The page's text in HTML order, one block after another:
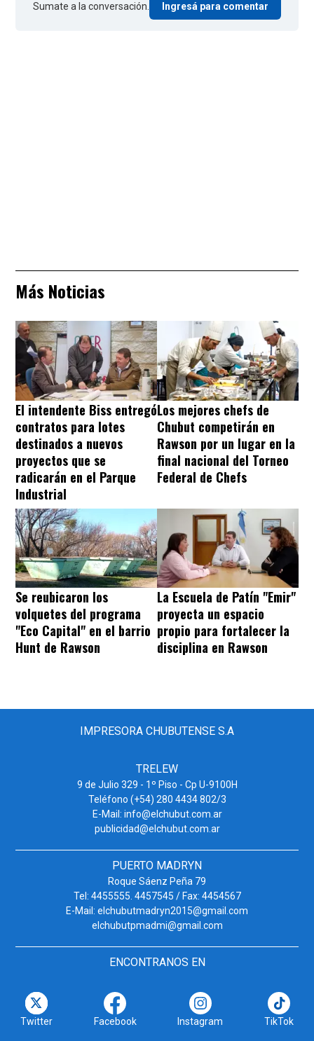
Sumate a la conversación. Ingresá para comentar
Más Noticias
El intendente Biss entregó
contratos para lotes
destinados a nuevos
proyectos que se
radicarán en el Parque
Industrial
Los mejores chefs de
Chubut competirán en
Rawson por un lugar en la
final nacional del Torneo
Federal de Chefs
Se reubicaron los
volquetes del programa
"Eco Capital" en el barrio
Hunt de Rawson
La Escuela de Patín "Emir"
proyecta un espacio
propio para fortalecer la
disciplina en Rawson
IMPRESORA CHUBUTENSE S.A
TRELEW
9 de Julio 329 - 1º Piso - Cp U-9100H
Teléfono (+54) 280 4434 802/3
E-Mail: info@elchubut.com.ar
publicidad@elchubut.com.ar
PUERTO MADRYN
Roque Sáenz Peña 79
Tel: 4455555. 4457545 / Fax: 4454567
E-Mail: elchubutmadryn2015@gmail.com
elchubutpmadmi@gmail.com
ENCONTRANOS EN
Twitter Facebook Instagram TikTok